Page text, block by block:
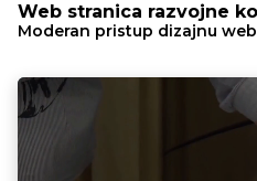
Web stranica razvojne
Moderan pristup dizajnu